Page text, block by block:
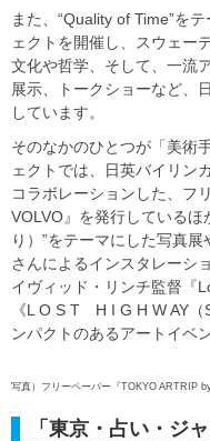
また、“Quality of Time”を
ェクトを開催し、スウェー
文化や哲学、そして、一流
展示、トークショーなど、
しています。
そのなかのひとつが「美術
ェクトでは、日英バイリン
コラボレーションした、フ
VOLVO』を発行している
り）”をテーマにした写真
さんによるインスタレーシ
イヴィッド・リンチ監督『
《L O S T H I G H W AY
ンパクトのあるアートイベ
写真）フリーペーパー『TOKYO ARTRIP
「東京・占い・ジ